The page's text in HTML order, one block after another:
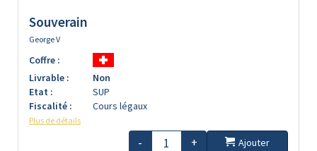
Souverain
George V
Coffre :
Livrable :
Non
Etat :
SUP
Fiscalité :
Cours légaux
Plus de détails
- + Ajouter